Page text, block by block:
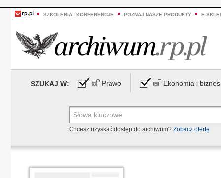
SZKOLENIA I KONFERENCJE POZNAJ NASZE PRODUKTY E-
SZUKAJ W: Prawo Ekonomia i biznes
Chcesz uzyskać dostęp do archiwum? Zobacz ofertę